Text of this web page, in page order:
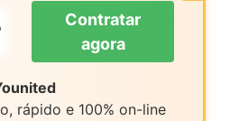
Contratar
agora
rápido e 100% on-line